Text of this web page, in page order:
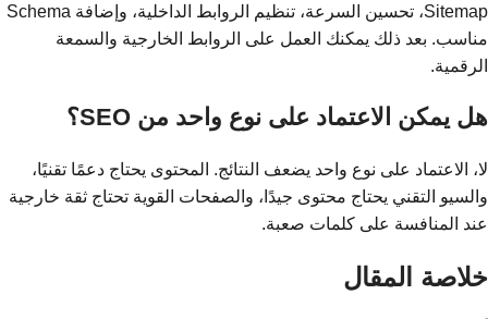
Sitemap، تحسين السرعة، تنظيم الروابط الداخلية، وإضافة Schema
مناسب. بعد ذلك يمكنك العمل على الروابط الخارجية والسمعة
الرقمية.
هل يمكن الاعتماد على نوع واحد من SEO؟
لا، الاعتماد على نوع واحد يضعف النتائج. المحتوى يحتاج دعمًا تقنيًا،
والسيو التقني يحتاج محتوى جيدًا، والصفحات القوية تحتاج ثقة خارجية
عند المنافسة على كلمات صعبة.
خلاصة المقال